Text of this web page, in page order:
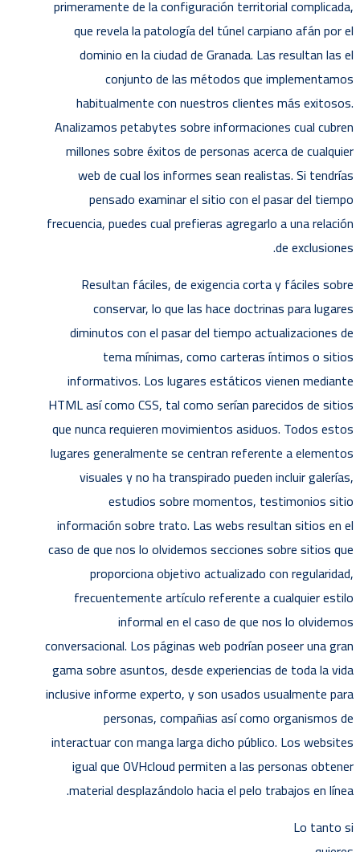
primeramente de la configuración territorial complicada,
que revela la patologí­a del túnel carpiano afán por el
dominio en la ciudad de Granada. Las resultan las el
conjunto de las métodos que implementamos
habitualmente con nuestros clientes más exitosos.
Analizamos petabytes sobre informaciones cual cubren
millones sobre éxitos de personas acerca de cualquier
web de cual los informes sean realistas. Si tendrí­as
pensado examinar el sitio con el pasar del tiempo
frecuencia, puedes cual prefieras agregarlo a una relación
de exclusiones.
Resultan fáciles, de exigencia corta y fáciles sobre
conservar, lo que las hace doctrinas para lugares
diminutos con el pasar del tiempo actualizaciones de
tema mínimas, como carteras íntimos o sitios
informativos. Los lugares estáticos vienen mediante
HTML así­ como CSS, tal como serían parecidos de sitios
que nunca requieren movimientos asiduos. Todos estos
lugares generalmente se centran referente a elementos
visuales y no ha transpirado pueden incluir galerías,
estudios sobre momentos, testimonios sitio
información sobre trato. Las webs resultan sitios en el
caso de que nos lo olvidemos secciones sobre sitios que
proporciona objetivo actualizado con regularidad,
frecuentemente artículo referente a cualquier estilo
informal en el caso de que nos lo olvidemos
conversacional. Los páginas web podrían poseer una gran
gama sobre asuntos, desde experiencias de toda la vida
inclusive informe experto, y son usados usualmente para
personas, compañias así­ como organismos de
interactuar con manga larga dicho público. Los websites
igual que OVHcloud permiten a las personas obtener
material desplazándolo hacia el pelo trabajos en línea.
Lo tanto si